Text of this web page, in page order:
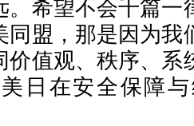
。希望不会千篇一
同盟，那是因为我
价值观、秩序、系
日在安全保障